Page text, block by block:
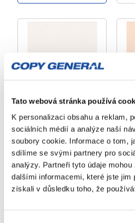
Tato webová stránka používá
K personalizaci obsahu a reklam,
sociálních médií a analýze naší
soubory cookie. Informace o tom,
sdílíme se svými partnery pro
analýzy. Partneři tyto údaje mohou
dalšími informacemi, které jste jim
získali v důsledku toho, že
300 g/m2 – přírodní
Papír z
přemnožených
mořských řas •
uhlíkově neutrální
Víc informací
g/
•
Víc